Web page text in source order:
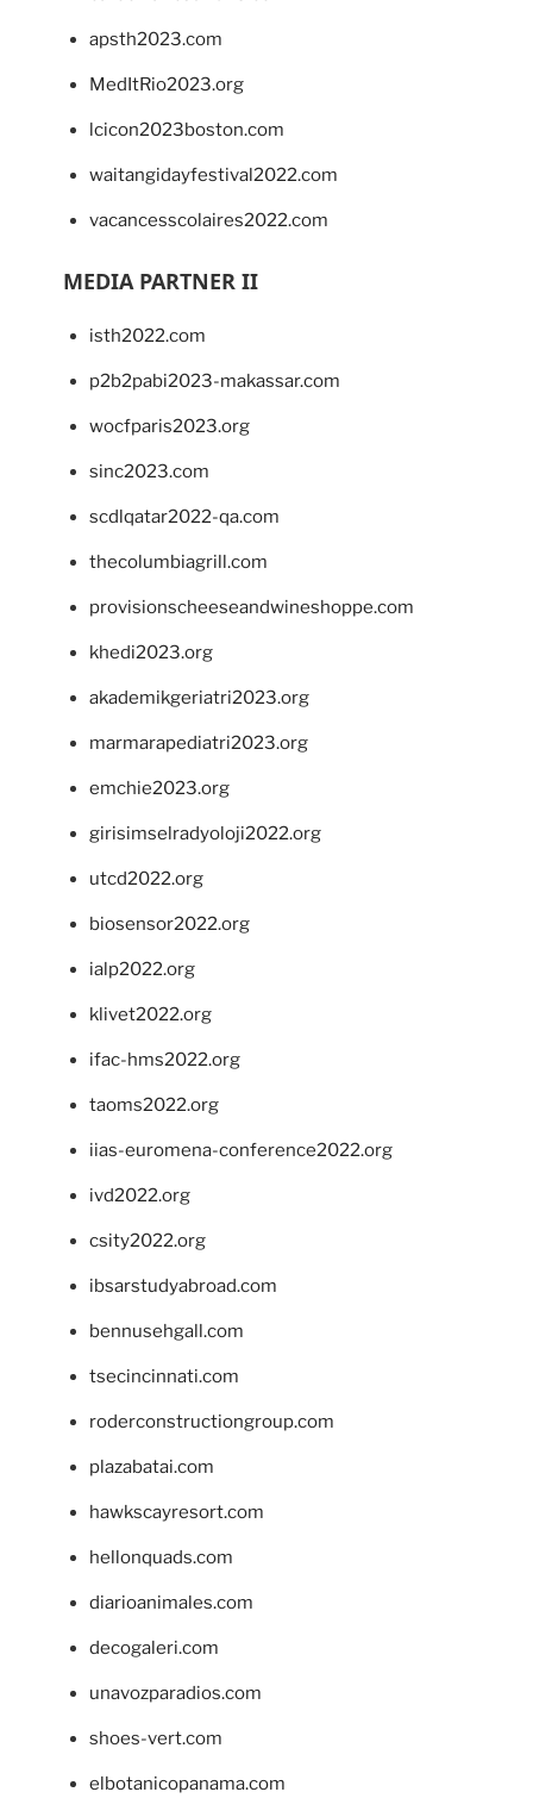
apsth2023.com
MedItRio2023.org
lcicon2023boston.com
waitangidayfestival2022.com
vacancesscolaires2022.com
MEDIA PARTNER II
isth2022.com
p2b2pabi2023-makassar.com
wocfparis2023.org
sinc2023.com
scdlqatar2022-qa.com
thecolumbiagrill.com
provisionscheeseandwineshoppe.com
khedi2023.org
akademikgeriatri2023.org
marmarapediatri2023.org
emchie2023.org
girisimselradyoloji2022.org
utcd2022.org
biosensor2022.org
ialp2022.org
klivet2022.org
ifac-hms2022.org
taoms2022.org
iias-euromena-conference2022.org
ivd2022.org
csity2022.org
ibsarstudyabroad.com
bennusehgall.com
tsecincinnati.com
roderconstructiongroup.com
plazabatai.com
hawkscayresort.com
hellonquads.com
diarioanimales.com
decogaleri.com
unavozparadios.com
shoes-vert.com
elbotanicopanama.com